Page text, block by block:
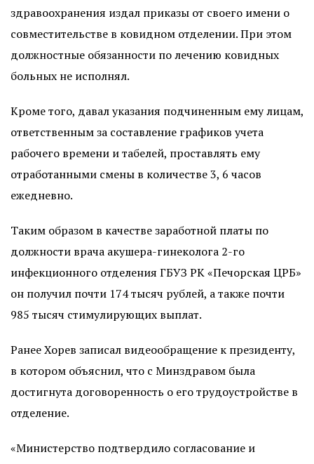
здравоохранения издал приказы от своего имени о
совместительстве в ковидном отделении. При этом
должностные обязанности по лечению ковидных
больных не исполнял.
Кроме того, давал указания подчиненным ему лицам,
ответственным за составление графиков учета
рабочего времени и табелей, проставлять ему
отработанными смены в количестве 3, 6 часов
ежедневно.
Таким образом в качестве заработной платы по
должности врача акушера-гинеколога 2-го
инфекционного отделения ГБУЗ РК «Печорская ЦРБ»
он получил почти 174 тысяч рублей, а также почти
985 тысяч стимулирующих выплат.
Ранее Хорев записал видеообращение к президенту,
в котором объяснил, что с Минздравом была
достигнута договоренность о его трудоустройстве в
отделение.
«Министерство подтвердило согласование и